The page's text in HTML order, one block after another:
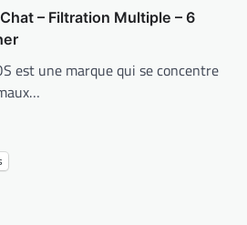
– Filtration Multiple – 6
est une marque qui se concentre